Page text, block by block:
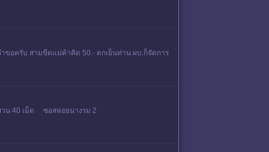
ขอครับ สามขีดแม่ค้าคิด 50.- ตกเย็นท่าน ผบ.ก็จัดการ
น 40 เม็ด ซอสหอยนางรม 2